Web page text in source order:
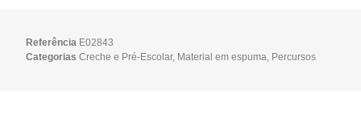
Referência E02843
Categorias Creche e Pré-Escolar, Material em espuma, Percursos